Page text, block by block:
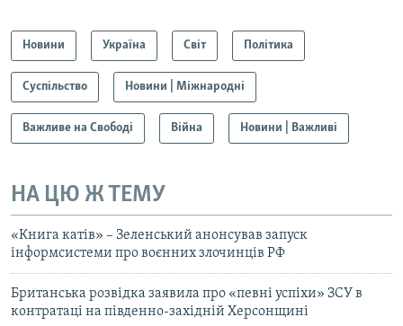
Новини Україна Світ Політика
Суспільство Новини | Міжнародні
Важливе на Свободі Війна Новини | Важливі
НА ЦЮ Ж ТЕМУ
«Книга катів» – Зеленський анонсував запуск
інформсистеми про воєнних злочинців РФ
Британська розвідка заявила про «певні успіхи» ЗСУ в
контратаці на південно-західній Херсонщині